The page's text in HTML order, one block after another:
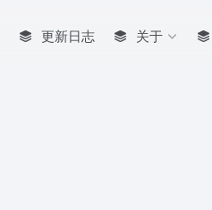
更新日志 关于